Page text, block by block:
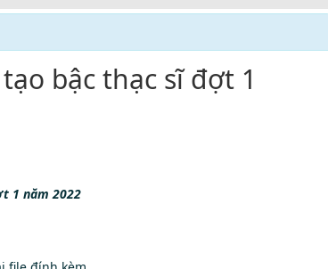
bậc thạc sĩ đợt 1
1 năm 2022